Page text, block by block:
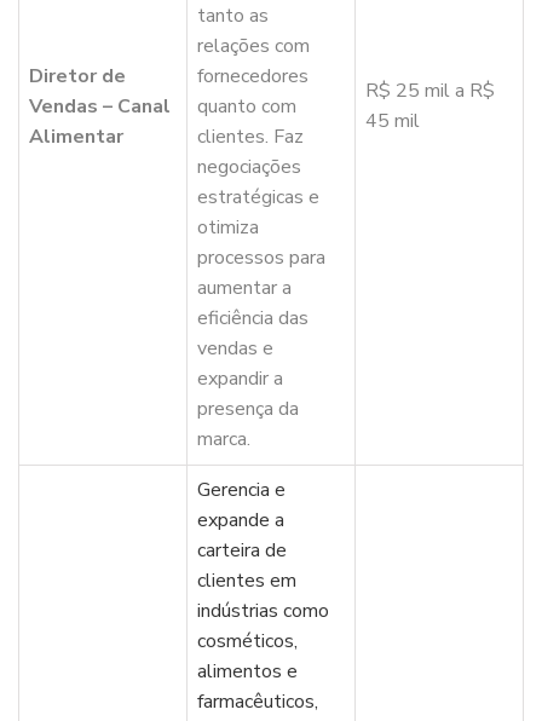
Diretor de
Vendas – Canal
Alimentar
tanto as
relações com
fornecedores
quanto com
clientes. Faz
negociações
estratégicas e
otimiza
processos para
aumentar a
eficiência das
vendas e
expandir a
presença da
marca.
R$ 25 mil a R$
45 mil
Gerencia e
expande a
carteira de
clientes em
indústrias como
cosméticos,
alimentos e
farmacêuticos,